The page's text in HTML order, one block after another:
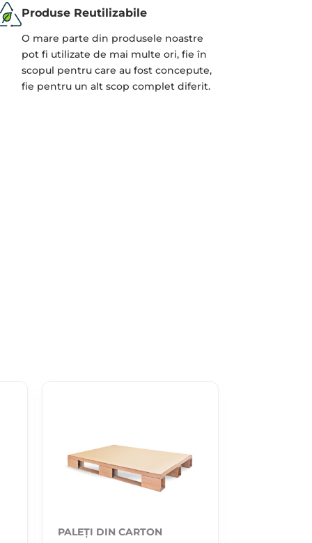
Produse Reutilizabile
O mare parte din produsele noastre
pot fi utilizate de mai multe ori, fie în
scopul pentru care au fost concepute,
fie pentru un alt scop complet diferit.
PALEȚI DIN CARTON